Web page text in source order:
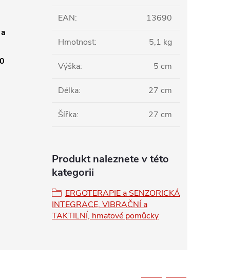
EAN: 13690
Hmotnost: 5,1 kg
Výška: 5 cm
Délka: 27 cm
Šířka: 27 cm
Produkt naleznete v této
kategorii
ERGOTERAPIE a SENZORICKÁ
INTEGRACE, VIBRAČNÍ a
TAKTILNÍ, hmatové pomůcky